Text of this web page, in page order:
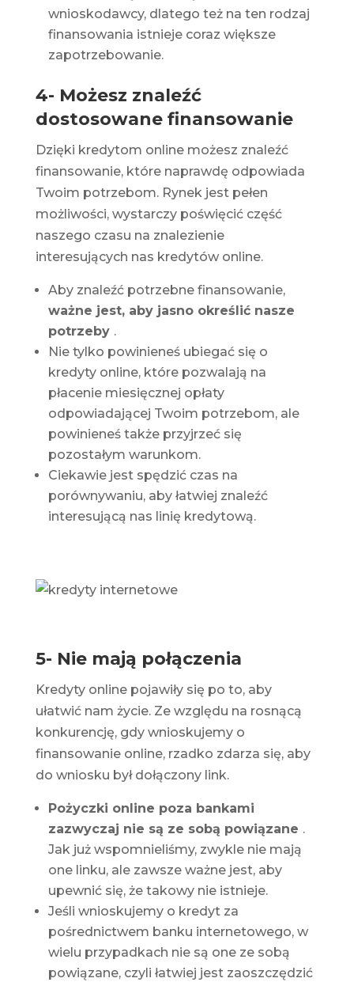
wnioskodawcy, dlatego też na ten rodzaj
finansowania istnieje coraz większe
zapotrzebowanie.
4- Możesz znaleźć
dostosowane finansowanie
Dzięki kredytom online możesz znaleźć
finansowanie, które naprawdę odpowiada
Twoim potrzebom. Rynek jest pełen
możliwości, wystarczy poświęcić część
naszego czasu na znalezienie
interesujących nas kredytów online.
Aby znaleźć potrzebne finansowanie,
ważne jest, aby jasno określić nasze
potrzeby .
Nie tylko powinieneś ubiegać się o
kredyty online, które pozwalają na
płacenie miesięcznej opłaty
odpowiadającej Twoim potrzebom, ale
powinieneś także przyjrzeć się
pozostałym warunkom.
Ciekawie jest spędzić czas na
porównywaniu, aby łatwiej znaleźć
interesującą nas linię kredytową.
5- Nie mają połączenia
Kredyty online pojawiły się po to, aby
ułatwić nam życie. Ze względu na rosnącą
konkurencję, gdy wnioskujemy o
finansowanie online, rzadko zdarza się, aby
do wniosku był dołączony link.
Pożyczki online poza bankami
zazwyczaj nie są ze sobą powiązane .
Jak już wspomnieliśmy, zwykle nie mają
one linku, ale zawsze ważne jest, aby
upewnić się, że takowy nie istnieje.
Jeśli wnioskujemy o kredyt za
pośrednictwem banku internetowego, w
wielu przypadkach nie są one ze sobą
powiązane, czyli łatwiej jest zaoszczędzić